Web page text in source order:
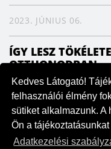
Kedves Látogató!
felhasználói élmény
sütiket alkalmazunk. A
Ön a
Adatkezelési
2023. JÚNIUS 06.
ÍGY LESZ
OTTHONODBAN
A falak meghatározzák
hangulatát is. Fontos
– szerencsére költség-